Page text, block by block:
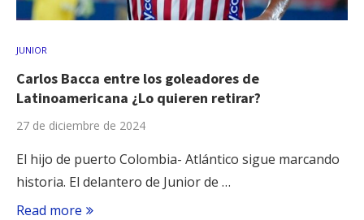
JUNIOR
Carlos Bacca entre los goleadores de
Latinoamericana ¿Lo quieren retirar?
27 de diciembre de 2024
El hijo de puerto Colombia- Atlántico sigue marcando
historia. El delantero de Junior de …
Read more